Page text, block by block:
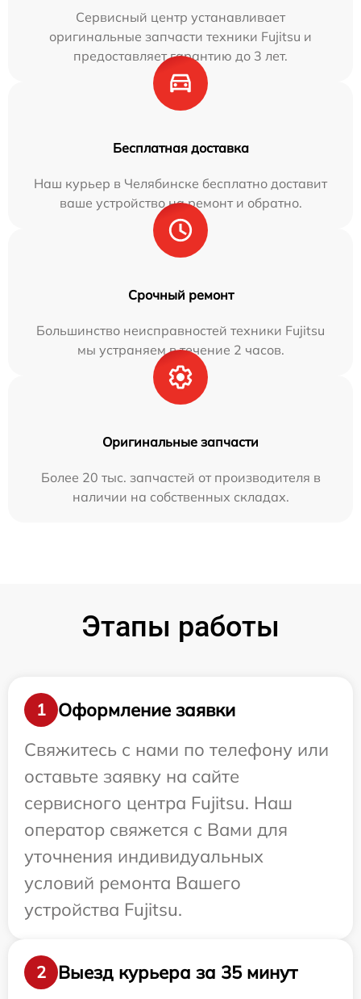
Сервисный центр устанавливает
оригинальные запчасти техники Fujitsu и
предоставляет гарантию до 3 лет.
Бесплатная доставка
Наш курьер в Челябинске бесплатно доставит
ваше устройство на ремонт и обратно.
Срочный ремонт
Большинство неисправностей техники Fujitsu
мы устраняем в течение 2 часов.
Оригинальные запчасти
Более 20 тыс. запчастей от производителя в
наличии на собственных складах.
Этапы работы
1
Оформление заявки
Свяжитесь с нами по телефону или
оставьте заявку на сайте
сервисного центра Fujitsu. Наш
оператор свяжется с Вами для
уточнения индивидуальных
условий ремонта Вашего
устройства Fujitsu.
2 Выезд курьера за 35 минут